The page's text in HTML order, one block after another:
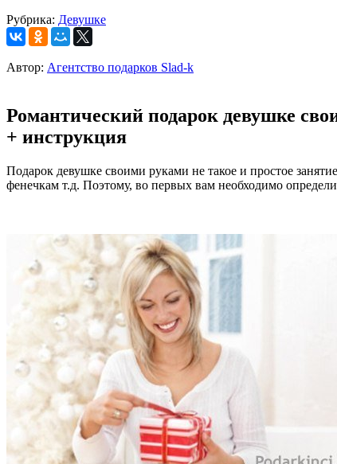
Рубрика: Девушке
Автор: Агентство подарков Slad-k
Романтический подарок девушке
+ инструкция
Подарок девушке своими руками не такое и простое
фенечкам т.д. Поэтому, во первых вам необходимо